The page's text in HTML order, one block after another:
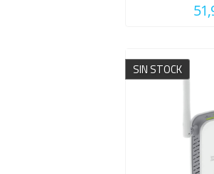
SIN STOCK